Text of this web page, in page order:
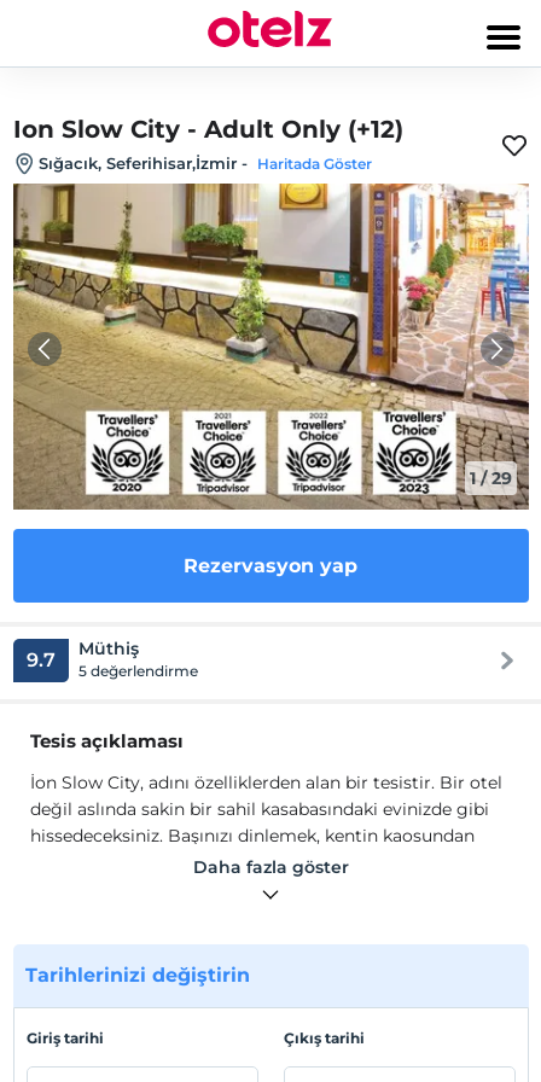
Ion Slow City - Adult Only (+12)
Sığacık, Seferihisar,İzmir - Haritada Göster
1/29
Rezervasyon yap
9.7 Müthiş
5 değerlendirme
Tesis açıklaması
İon Slow City, adını özelliklerden alan bir tesistir. Bir otel
değil aslında sakin bir sahil kasabasındaki evinizde gibi
hissedeceksiniz. Başınızı dinlemek, kentin kaosundan
uzaklaşmak, huzurlu birkaç gün geçirmek için bir kaçış
mekanıdır. Tesisin yedi odası da adlarını bu coğrafyadaki
ile bezenmiştir.
Adını tüm bu özelliklerden alan bir tesistir. Bir otel değil
aslında. Sakin bir sahil kasabasındaki eviniz. Başınızı
dinlemek, kentin kaosundan uzaklaşmak, huzurlu birkaç
gün geçirmek için bir kaçış mekânı…Tesisin yedi odası da
Daha fazla göster
Tarihlerinizi değiştirin
Giriş tarihi Çıkış tarihi